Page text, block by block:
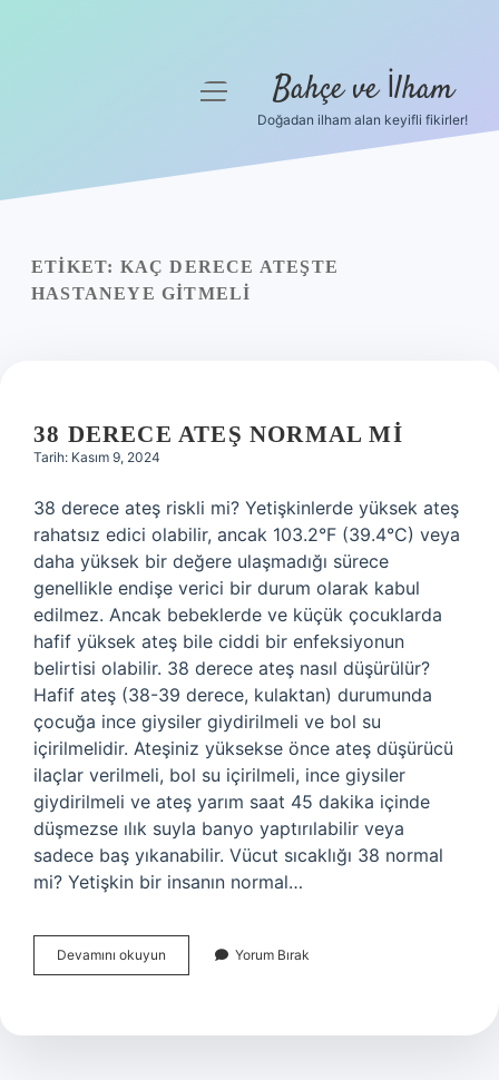
Yasal Uyarı
menüyü
Bahçe ve İlham
Doğadan ilham alan keyifli fikirler!
ETIKET: KAÇ DERECE ATEŞTE
HASTANEYE GITMELI
38 DERECE ATEŞ NORMAL MI
Tarih: Kasım 9, 2024
38 derece ateş riskli mi? Yetişkinlerde yüksek ateş
rahatsız edici olabilir, ancak 103.2°F (39.4°C) veya
daha yüksek bir değere ulaşmadığı sürece
genellikle endişe verici bir durum olarak kabul
edilmez. Ancak bebeklerde ve küçük çocuklarda
hafif yüksek ateş bile ciddi bir enfeksiyonun
belirtisi olabilir. 38 derece ateş nasıl düşürülür?
Hafif ateş (38-39 derece, kulaktan) durumunda
çocuğa ince giysiler giydirilmeli ve bol su
içirilmelidir. Ateşiniz yüksekse önce ateş düşürücü
ilaçlar verilmeli, bol su içirilmeli, ince giysiler
giydirilmeli ve ateş yarım saat 45 dakika içinde
düşmezse ılık suyla banyo yaptırılabilir veya
sadece baş yıkanabilir. Vücut sıcaklığı 38 normal
mi? Yetişkin bir insanın normal…
Devamını okuyun
Derece
Mi
Yorum Bırak